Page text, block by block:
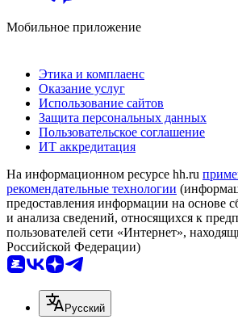
Мобильное приложение
Этика и комплаенс
Оказание услуг
Использование сайтов
Защита персональных данных
Пользовательское соглашение
ИТ аккредитация
На информационном ресурсе hh.ru
рекомендательные технологии
предоставления информации на основе
и анализа сведений, относящихся к
пользователей сети «Интернет»,
Российской Федерации)
Русский